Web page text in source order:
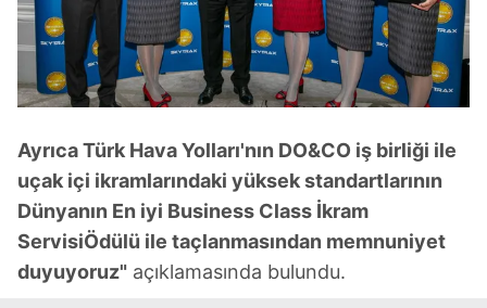
Ayrıca Türk Hava Yolları'nın DO&CO iş birliği ile
uçak içi ikramlarındaki yüksek standartlarının
Dünyanın En iyi Business Class İkram
ServisiÖdülü ile taçlanmasından memnuniyet
duyuyoruz" açıklamasında bulundu.